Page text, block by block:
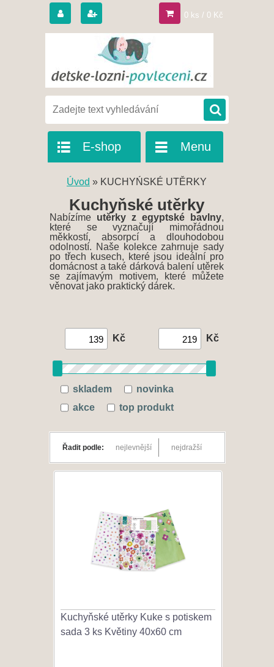
0 ks / 0 Kč
E-shop Menu
Úvod » KUCHYŃSKÉ UTĚRKY
Kuchyňské utěrky
Nabízíme utěrky z egyptské bavlny,
které se vyznačují mimořádnou
měkkostí, absorpcí a dlouhodobou
odolností. Naše kolekce zahrnuje sady
po třech kusech, které jsou ideální pro
domácnost a také dárková balení utěrek
se zajímavým motivem, které můžete
věnovat jako praktický dárek.
Kč Kč
skladem
novinka
akce
top produkt
Řadit podle: nejlevnější nejdražší
Kuchyňské utěrky Kuke s potiskem
sada 3 ks Květiny 40x60 cm